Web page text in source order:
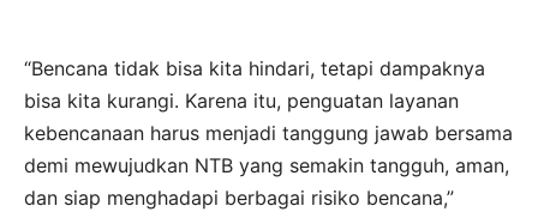
“Bencana tidak bisa kita hindari, tetapi dampaknya
bisa kita kurangi. Karena itu, penguatan layanan
kebencanaan harus menjadi tanggung jawab bersama
demi mewujudkan NTB yang semakin tangguh, aman,
dan siap menghadapi berbagai risiko bencana,”